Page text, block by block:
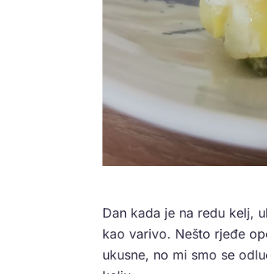
Dan kada je na redu kelj,
kao varivo. Nešto rjeđe
ukusne, no mi smo se